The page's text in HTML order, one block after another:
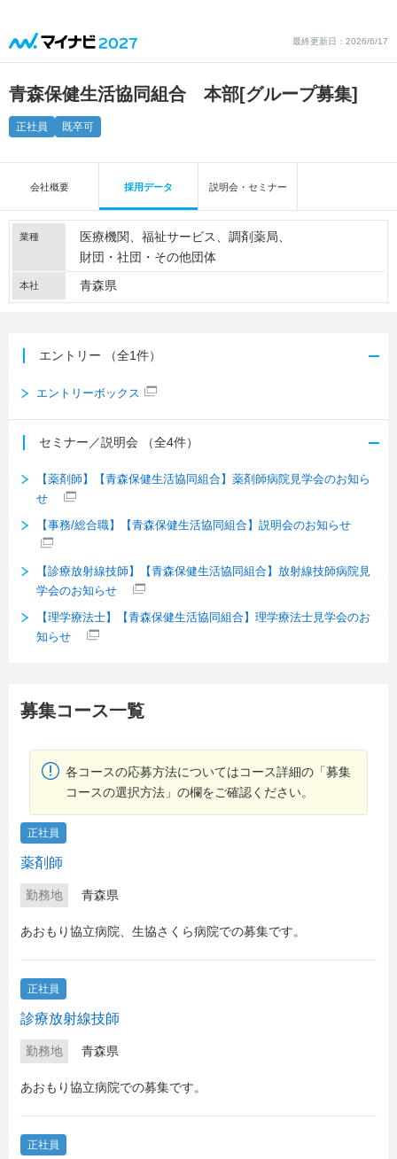
最終更新日：2026/6/17
青森保健生活協同組合 本部[グループ募集]
正社員 既卒可
会社概要 採用データ 説明会・セミナー
業種 医療機関 福祉サービス
調剤薬局
財団・社団・その他団体
本社 青森県
エントリー （全1件）
エントリーボックス
セミナー／説明会 （全4件）
【薬剤師】【青森保健生活協同組合】薬剤師病院見学会のお知ら
せ
【事務/総合職】【青森保健生活協同組合】説明会のお知らせ
【診療放射線技師】【青森保健生活協同組合】放射線技師病院見
学会のお知らせ
【理学療法士】【青森保健生活協同組合】理学療法士見学会のお
知らせ
募集コース一覧
各コースの応募方法についてはコース詳細の「募集
コースの選択方法」の欄をご確認ください。
正社員
薬剤師
勤務地 青森県
あおもり協立病院、生協さくら病院での募集です。
正社員
診療放射線技師
勤務地 青森県
あおもり協立病院での募集です。
正社員